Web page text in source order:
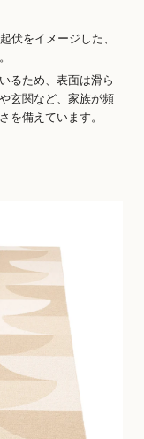
伏をイメージした、
るため、表面は滑ら
玄関など、家族が頻
を備えています。